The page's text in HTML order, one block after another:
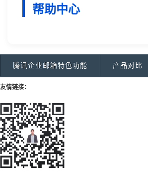
帮助中心
腾讯企业邮箱特色功能 产品对比
友情链接：